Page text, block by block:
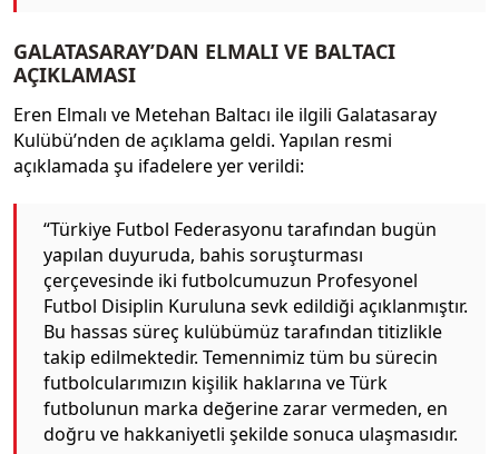
GALATASARAY’DAN ELMALI VE BALTACI
AÇIKLAMASI
Eren Elmalı ve Metehan Baltacı ile ilgili Galatasaray
Kulübü’nden de açıklama geldi. Yapılan resmi
açıklamada şu ifadelere yer verildi:
“Türkiye Futbol Federasyonu tarafından bugün
yapılan duyuruda, bahis soruşturması
çerçevesinde iki futbolcumuzun Profesyonel
Futbol Disiplin Kuruluna sevk edildiği açıklanmıştır.
Bu hassas süreç kulübümüz tarafından titizlikle
takip edilmektedir. Temennimiz tüm bu sürecin
futbolcularımızın kişilik haklarına ve Türk
futbolunun marka değerine zarar vermeden, en
doğru ve hakkaniyetli şekilde sonuca ulaşmasıdır.